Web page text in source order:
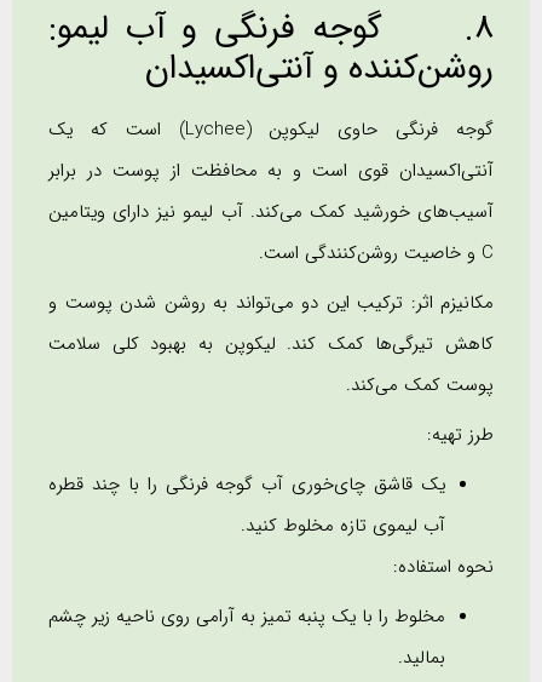
8. گوجه فرنگی و آب لیمو:
روشن‌کننده و آنتی‌اکسیدان
گوجه فرنگی حاوی لیکوپن (Lychee) است که یک
آنتی‌اکسیدان قوی است و به محافظت از پوست در برابر
آسیب‌های خورشید کمک می‌کند. آب لیمو نیز دارای ویتامین
C و خاصیت روشن‌کنندگی است.
مکانیزم اثر: ترکیب این دو می‌تواند به روشن شدن پوست و
کاهش تیرگی‌ها کمک کند. لیکوپن به بهبود کلی سلامت
پوست کمک می‌کند.
طرز تهیه:
یک قاشق چای‌خوری آب گوجه فرنگی را با چند قطره
آب لیموی تازه مخلوط کنید.
نحوه استفاده:
مخلوط را با یک پنبه تمیز به آرامی روی ناحیه زیر چشم
بمالید.